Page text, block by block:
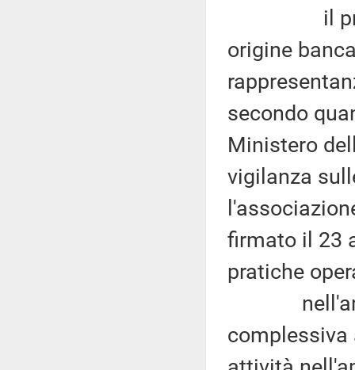
il
origine
secondo
Ministero
vigilanza
firmato il 23
pratiche
complessiva